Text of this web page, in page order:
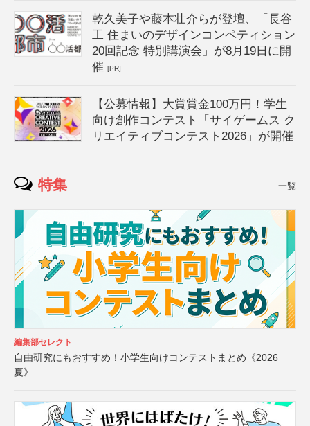
乾久美子や藤本壮介らが登壇、「長谷
工 住まいのデザインコンペティション
20回記念 特別講演会」が8月19日に開
催[PR]
【公募情報】大賞賞金100万円！学生
向け創作コンテスト「サイゲームス ク
リエイティブコンテスト2026」が開催
特集 一覧
編集部セレクト
自由研究にもおすすめ！小学生向けコンテストまとめ《2026
夏》